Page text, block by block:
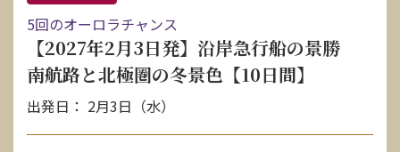
5回のオーロラチャンス
【2027年2月3日発】沿岸急行船の景勝
南航路と北極圏の冬景色【10日間】
出発日： 2月3日（水）